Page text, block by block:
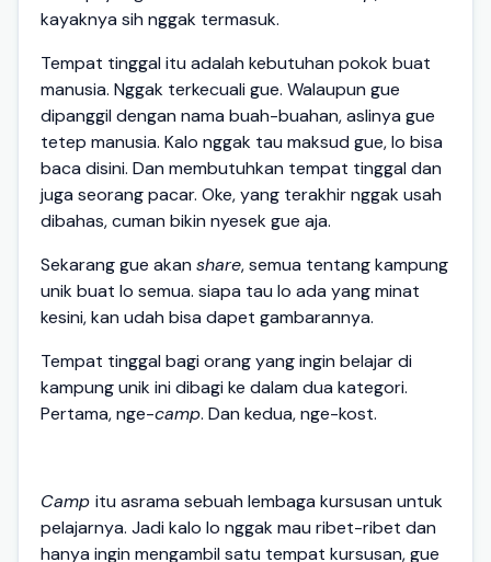
kayaknya sih nggak termasuk.
Tempat tinggal itu adalah kebutuhan pokok buat
manusia. Nggak terkecuali gue. Walaupun gue
dipanggil dengan nama buah-buahan, aslinya gue
tetep manusia. Kalo nggak tau maksud gue, lo bisa
baca disini. Dan membutuhkan tempat tinggal dan
juga seorang pacar. Oke, yang terakhir nggak usah
dibahas, cuman bikin nyesek gue aja.
Sekarang gue akan share, semua tentang kampung
unik buat lo semua. siapa tau lo ada yang minat
kesini, kan udah bisa dapet gambarannya.
Tempat tinggal bagi orang yang ingin belajar di
kampung unik ini dibagi ke dalam dua kategori.
Pertama, nge-camp. Dan kedua, nge-kost.
Camp itu asrama sebuah lembaga kursusan untuk
pelajarnya. Jadi kalo lo nggak mau ribet-ribet dan
hanya ingin mengambil satu tempat kursusan, gue